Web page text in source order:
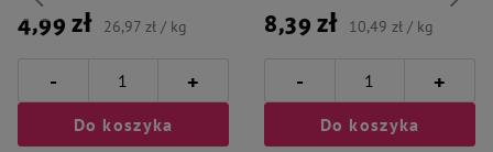
Model to doskonały wybór dla opiekunów dużych, energicznych psów, które
potrzebują trwałej i angażującej zabawki do codziennej aktywności. Sprawdzi
Uwaga: zabawkę należy użytkować pod nadzorem opiekuna. Produkt nie jest
przeznaczony dla dzieci poniżej 3 roku życia.
4,99 zł 26,97 zł / kg
- +
Do koszyka
8,39 zł 10,49 zł / kg
- +
Do koszyka